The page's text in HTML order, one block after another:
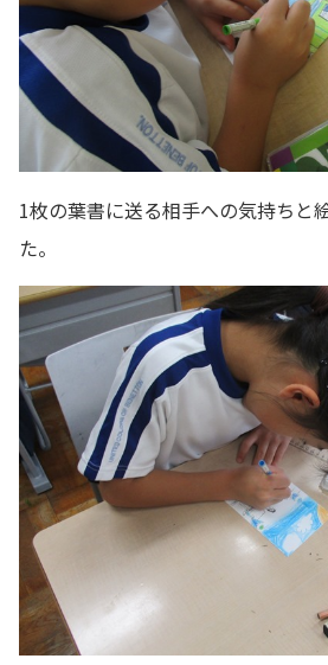
1枚の葉書に送る相手への気持ちと
た。